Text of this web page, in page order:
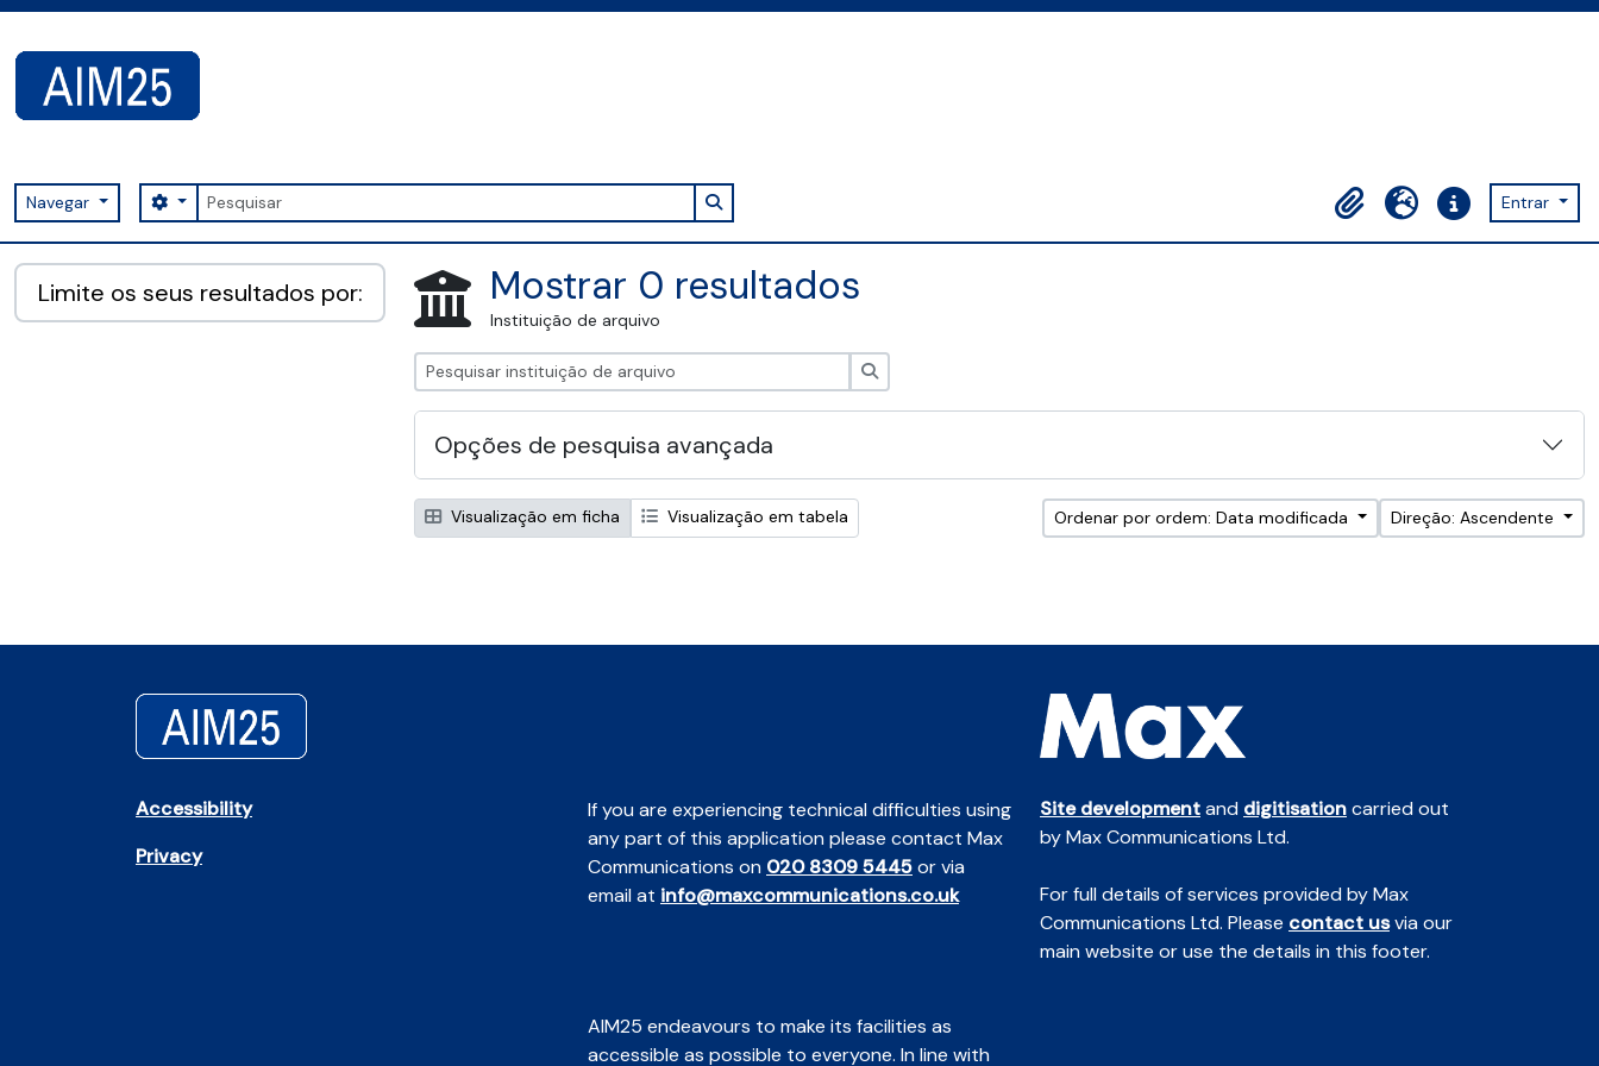
Navegar Pesquisar
Search options Search in browse page
Área de transferência
Idioma Ligações rápidas
Entrar
AIM25 - AtoM 2.8.2
Limite os seus resultados por: Mostrar 0 resultados
Instituição de arquivo
Opções de pesquisa avançada
Visualização em ficha Visualização em tabela Ordenar por ordem: Data modificada Direção: Ascendente
Accessibility
Privacy
If you are experiencing technical difficulties using
any part of this application please contact Max
Communications on 020 8309 5445or via
email at info@maxcommunications.co.uk
AIM25 endeavours to make its facilities as
accessible as possible to everyone. In line with
Site developmentand digitisationcarried out
by Max Communications Ltd.
For full details of services provided by Max
Communications Ltd. Please contact usvia our
main website or use the details in this footer.